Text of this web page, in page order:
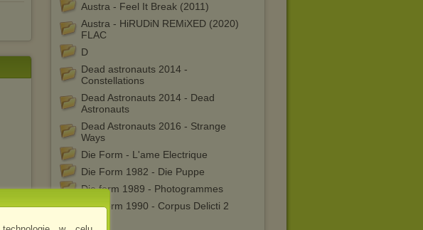
Austra - Feel It Break (2011)
Austra - HiRUDiN REMiXED (2020)
FLAC
D
Dead astronauts 2014 -
Constellations
Dead Astronauts 2014 - Dead
Astronauts
Dead Astronauts 2016 - Strange
Ways
Die Form - L'ame Electrique
Die Form 1982 - Die Puppe
Die form 1989 - Photogrammes
Die Form 1990 - Corpus Delicti 2
G